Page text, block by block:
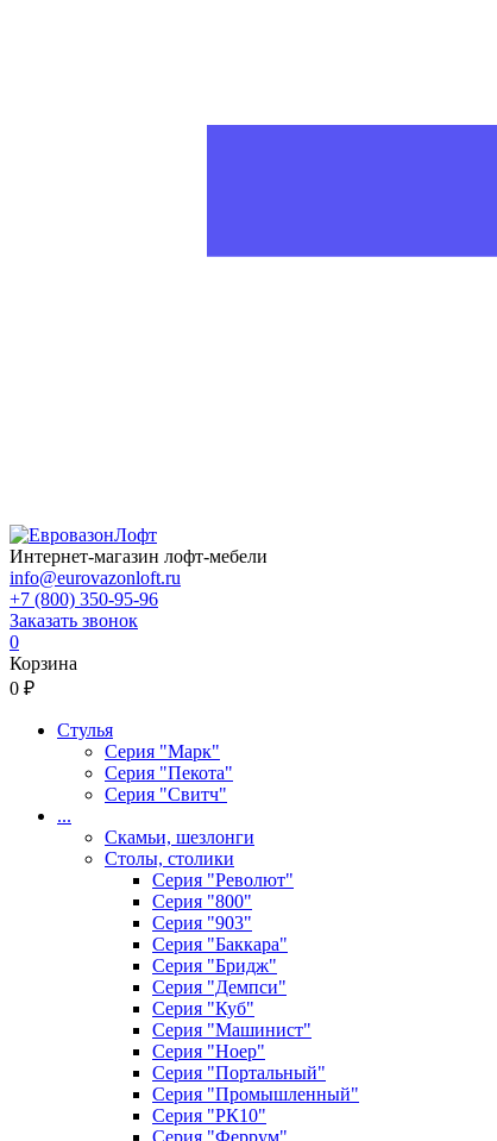
Интернет-магазин лофт-мебели
info@eurovazonloft.ru
+7 (800) 350-95-96
Заказать звонок
0
Корзина
0 ₽
Стулья
Серия "Марк"
Серия "Пекота"
Серия "Свитч"
...
Скамьи, шезлонги
Столы, столики
Серия "Револют"
Серия "800"
Серия "903"
Серия "Баккара"
Серия "Бридж"
Серия "Демпси"
Серия "Куб"
Серия "Машинист"
Серия "Ноер"
Серия "Портальный"
Серия "Промышленный"
Серия "РК10"
Серия "Феррум"